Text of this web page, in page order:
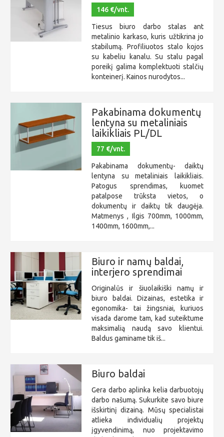
146 €/vnt.
Tiesus biuro darbo stalas ant
metalinio karkaso, kuris užtikrina jo
stabilumą. Profiliuotos stalo kojos
su kabeliu kanalu. Su stalu pagal
poreikį galima komplektuoti stalčių
konteinerį. Kainos nurodytos...
Pakabinama dokumentų
lentyna su metaliniais
laikikliais PL/DL
77 €/vnt.
Pakabinama dokumentų- daiktų
lentyna su metaliniais laikikliais.
Patogus sprendimas, kuomet
patalpose trūksta vietos, o
dokumentų ir daiktų tik daugėja.
Matmenys , Ilgis 700mm, 1000mm,
1400mm, 1600mm,...
Biuro ir namų baldai,
interjero sprendimai
Originalūs ir šiuolaikiški namų ir
biuro baldai. Dizainas, estetika ir
egonomika- tai žingsniai, kuriuos
visada darome tam, kad suteiktume
maksimalią naudą savo klientui.
Baldus gaminame tik iš...
Biuro baldai
Gera darbo aplinka kelia darbuotojų
darbo našumą. Sukurkite savo biure
išskirtinį dizainą. Mūsų specialistai
atlieka individualių projektų
įgyvendinimą, nuo projektavimo